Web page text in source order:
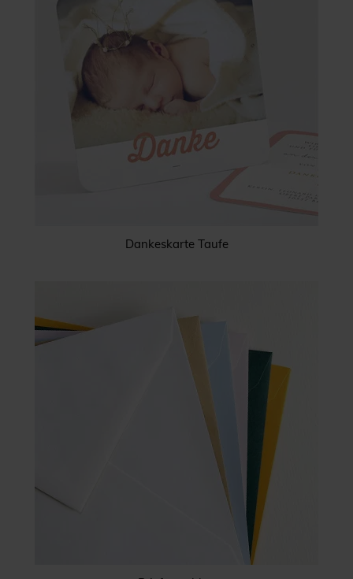
Dankeskarte Taufe